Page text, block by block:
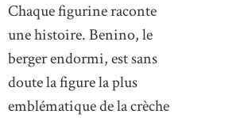
Chaque figurine raconte
une histoire. Benino, le
berger endormi, est sans
doute la figure la plus
emblématique de la crèche